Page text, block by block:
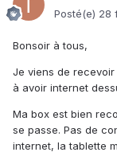
Posté(e) 28
Bonsoir à tous,
Je viens de recevoir
à avoir internet
Ma box est bien
se passe. Pas de
internet, la tablette